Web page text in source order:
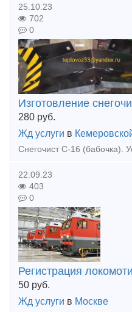
25.10.23
702
0
Изготовление
280 руб.
Жд услуги в
22.09.23
403
0
Регистрация
50 руб.
Жд услуги в Москве